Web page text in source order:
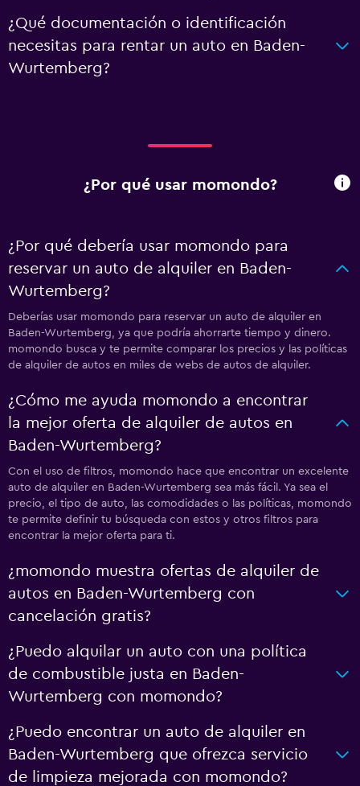
¿Qué documentación o identificación
necesitas para rentar un auto en Baden-
Wurtemberg?
¿Por qué usar momondo?
¿Por qué debería usar momondo para
reservar un auto de alquiler en Baden-
Wurtemberg?
Deberías usar momondo para reservar un auto de alquiler en
Baden-Wurtemberg, ya que podría ahorrarte tiempo y dinero.
momondo busca y te permite comparar los precios y las políticas
de alquiler de autos en miles de webs de autos de alquiler.
¿Cómo me ayuda momondo a encontrar
la mejor oferta de alquiler de autos en
Baden-Wurtemberg?
Con el uso de filtros, momondo hace que encontrar un excelente
auto de alquiler en Baden-Wurtemberg sea más fácil. Ya sea el
precio, el tipo de auto, las comodidades o las políticas, momondo
te permite definir tu búsqueda con estos y otros filtros para
encontrar la mejor oferta para ti.
¿momondo muestra ofertas de alquiler de
autos en Baden-Wurtemberg con
cancelación gratis?
¿Puedo alquilar un auto con una política
de combustible justa en Baden-
Wurtemberg con momondo?
¿Puedo encontrar un auto de alquiler en
Baden-Wurtemberg que ofrezca servicio
de limpieza mejorada con momondo?